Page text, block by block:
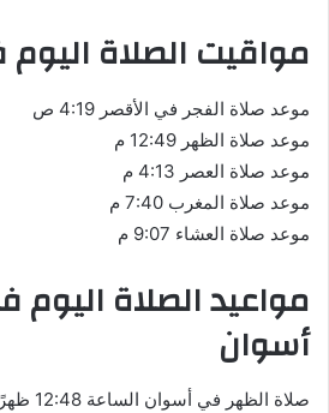
مواقيت الصلاة
موعد صلاة الفجر في الأقصر 4:19 ص
موعد صلاة الظهر 12:49 م
موعد صلاة العصر 4:13 م
موعد صلاة المغرب 7:40 م
موعد صلاة العشاء 9:07 م
مواعيد الصلاة
أسوان
صلاة الظهر في أسوان الساعة 12:48 ظهرًا